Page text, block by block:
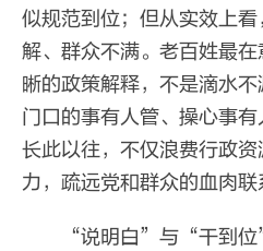
似规范到位；但从实效上
解、群众不满。老百姓最
晰的政策解释，不是滴水
门口的事有人管、操心事有
长此以往，不仅浪费行政
力，疏远党和群众的血肉联
“说明白”与“干到位”